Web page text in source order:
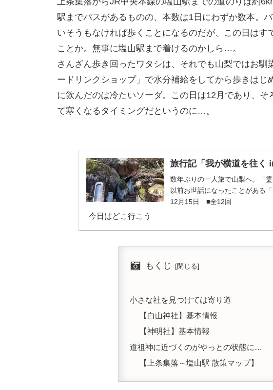
駅までバスがあるものの、本数は1日にわずか数本。
いそうもなければ歩くことになるのだが、この日はす
ことか。無事に塩山駅まで着けるのかしら…。
さんざん歩き回ったワタシは、それでも山梨ではお馴
ードリンクショップ」で水分補給をしてから歩きはじ
に飲んだのは冷たいソーダ。この日は12月であり、そ
て寒くなるタイミングだというのに…。
旅行記「我が横道を往く
数年ぶりの一人旅で山梨へ。「
以前お世話になったことがある
12月15日 ■全12回
今日はどこ行こう
もくじ
小さな社を見つけては寄り道
【白山神社】基本情報
【神明社】基本情報
道祖神に近づくのがやっとの状態に…
【上条集落～塩山駅 散策マップ】